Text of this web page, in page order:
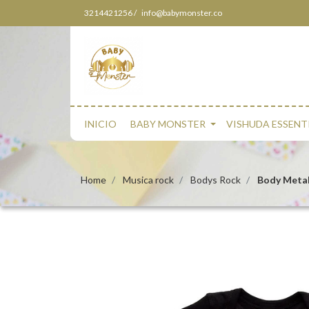
3214421256 / info@babymonster.co
INICIO BABY MONSTER VISHUDA
Home Musica rock Bodys Rock Body